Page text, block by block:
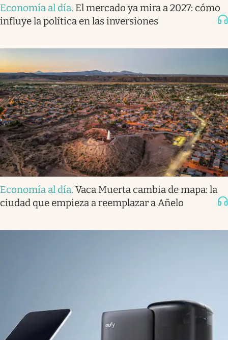
Economía al día. El mercado ya mira a 2027: cómo
influye la política en las inversiones
Economía al día. Vaca Muerta cambia de mapa: la
ciudad que empieza a reemplazar a Añelo